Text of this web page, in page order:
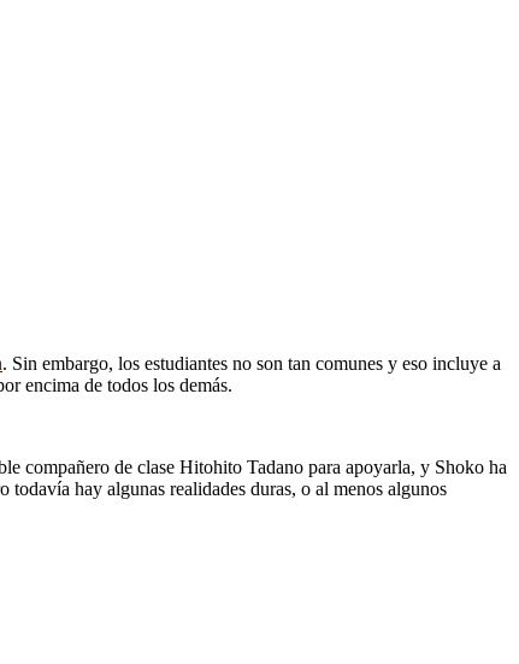
. Sin embargo, los estudiantes no son tan comunes y eso incluye a
encima de todos los demás.
compañero de clase Hitohito Tadano para apoyarla, y Shoko ha
hay algunas realidades duras, o al menos algunos